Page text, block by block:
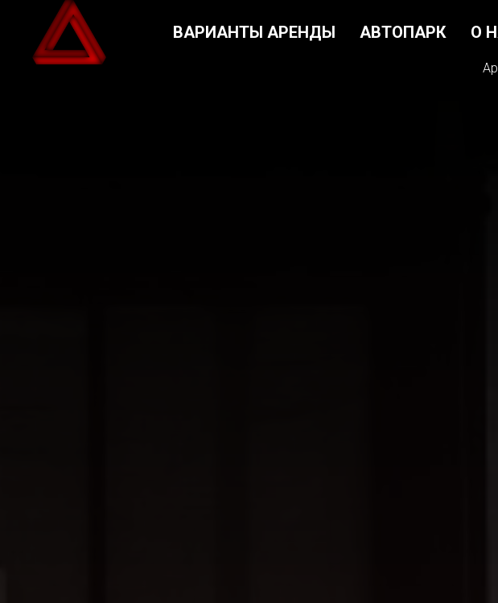
ВАРИАНТЫ АРЕНДЫ АВТОПАРК О